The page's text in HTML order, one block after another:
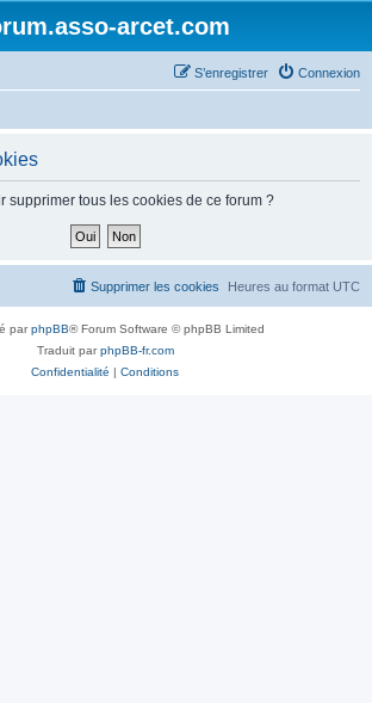
arcet.com
Connexion
S’enregistrer
supprimer tous les cookies de ce forum ?
Heures au format UTC
Supprimer les cookies
parphpBB® Forum Software © phpBB Limited
Traduit parphpBB-fr.com
Confidentialité | Conditions